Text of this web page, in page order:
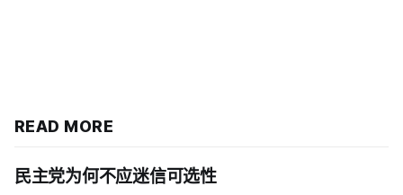
READ MORE
民主党为何不应迷信可选性